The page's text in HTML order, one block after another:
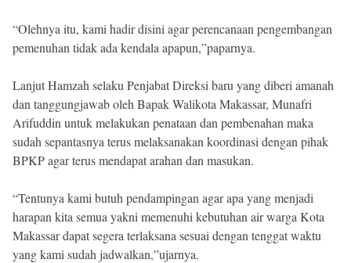
“Olehnya itu, kami hadir disini agar perencanaan pengembangan
pemenuhan tidak ada kendala apapun,”paparnya.
Lanjut Hamzah selaku Penjabat Direksi baru yang diberi amanah
dan tanggungjawab oleh Bapak Walikota Makassar, Munafri
Arifuddin untuk melakukan penataan dan pembenahan maka
sudah sepantasnya terus melaksanakan koordinasi dengan pihak
BPKP agar terus mendapat arahan dan masukan.
“Tentunya kami butuh pendampingan agar apa yang menjadi
harapan kita semua yakni memenuhi kebutuhan air warga Kota
Makassar dapat segera terlaksana sesuai dengan tenggat waktu
yang kami sudah jadwalkan,”ujarnya.